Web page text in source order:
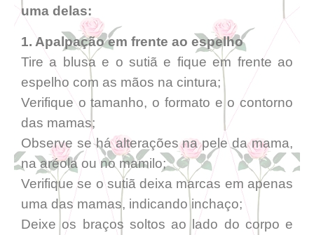
uma delas:
1. Apalpação em frente ao espelho
Tire a blusa e o sutiã e fique em frente ao
espelho com as mãos na cintura;
Verifique o tamanho, o formato e o contorno
das mamas;
Observe se há alterações na pele da mama,
na aréola ou no mamilo;
Verifique se o sutiã deixa marcas em apenas
uma das mamas, indicando inchaço;
Deixe os braços soltos ao lado do corpo e